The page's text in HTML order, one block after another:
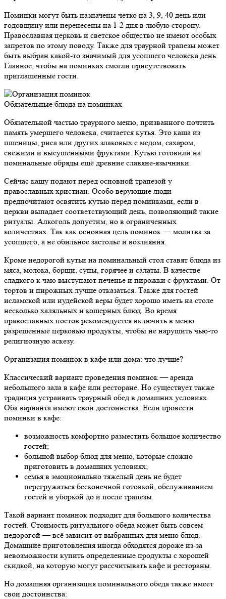
Поминки могут быть назначены четко на 3, 9, 40 день или
годовщину или перенесены на 1-2 дня в любую сторону.
Православная церковь и светское общество не имеют особых
запретов по этому поводу. Также для траурной трапезы может
быть выбран какой-то значимый для усопшего человека день.
Главное, чтобы на поминках смогли присутствовать
приглашенные гости.
Обязательные блюда на поминках
Обязательной частью траурного меню, призванного почтить
память умершего человека, считается кутья. Это каша из
пшеницы, риса или других злаковых с медом, сахаром,
свежими и высушенными фруктами. Кутью готовили на
поминальные обряды ещё древние славяне-язычники.
Сейчас кашу подают перед основной трапезой у
православных христиан. Особо верующие люди
предпочитают освятить кутью перед поминками, если в
церкви выпадает соответствующий день, позволяющий такие
ритуалы. Алкоголь допустим, но в ограниченных
количествах. Так как основная цель поминок — молитва за
усопшего, а не обильное застолье и возлияния.
Кроме недорогой кутьи на поминальный стол ставят блюда из
мяса, молока, борщи, супы, горячее и салаты. В качестве
сладкого к чаю выступают печенье и пирожки с фруктами. От
тортов и пирожных лучше отказаться. Также для гостей
исламской или иудейской веры будет хорошо иметь на столе
несколько халяльных и кошерных блюд. Во время
православных постов рекомендуется включить в меню
разрешенные церковью продукты, чтобы не нарушить чью-то
религиозную аскезу.
Организация поминок в кафе или дома: что лучше?
Классический вариант проведения поминок — аренда
небольшого зала в кафе или ресторане. Но существует также
традиция устраивать траурный обед в домашних условиях.
Оба варианта имеют свои достоинства. Если провести
поминки в кафе:
возможность комфортно разместить большое количество
гостей;
большой выбор блюд для меню, которые сложно
приготовить в домашних условиях;
семья в эмоционально тяжелый день не будет
перегружаться бесконечной готовкой, обслуживанием
гостей и уборкой до и после трапезы.
Такой вариант поминок подходит для большого количества
гостей. Стоимость ритуального обеда может быть совсем
недорогой — всё зависит от выбранных для меню блюд.
Домашние приготовления иногда обходятся дороже из-за
невозможности купить определенные продукты с хорошей
скидкой, на которую могут рассчитывать кафе и рестораны.
Но домашняя организация поминального обеда также имеет
свои достоинства: